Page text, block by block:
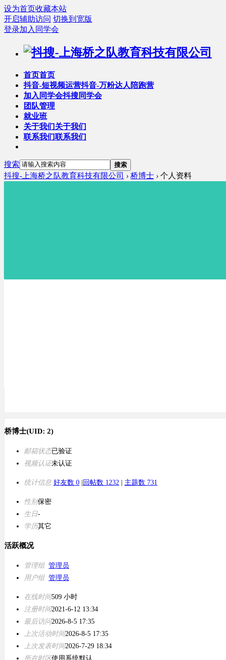
设为首页收藏本站
开启辅助访问 切换到宽版
登录加入同学会
首页首页
抖音-短视频运营抖音-万粉达人陪跑营
加入同学会抖搜同学会
团队管理
就业班
关于我们关于我们
联系我们联系我们
搜索 搜索
抖搜-上海桥之队教育科技有限公司 › 桥博士 › 个人资料
桥博士(UID: 2)
邮箱状态已验证
视频认证未认证
统计信息 好友数 0 回帖数 1232 主题数 731
性别保密
生日-
学历其它
活跃概况
管理组 管理员
用户组 管理员
在线时间509 小时
注册时间2021-6-12 13:34
最后访问2026-8-5 17:35
上次活动时间2026-8-5 17:35
上次发表时间2026-7-29 18:34
所在时区使用系统默认